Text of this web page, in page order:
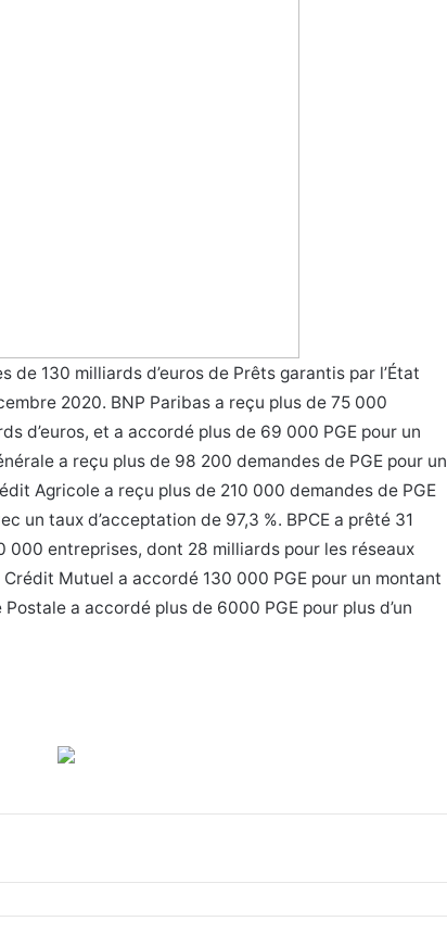
130 milliards d’euros de Prêts garantis par l’État
2020. BNP Paribas a reçu plus de 75 000
d’euros, et a accordé plus de 69 000 PGE pour un
a reçu plus de 98 200 demandes de PGE pour un
Agricole a reçu plus de 210 000 demandes de PGE
un taux d’acceptation de 97,3 %. BPCE a prêté 31
000 entreprises, dont 28 milliards pour les réseaux
Crédit Mutuel a accordé 130 000 PGE pour un montant
a accordé plus de 6000 PGE pour plus d’un